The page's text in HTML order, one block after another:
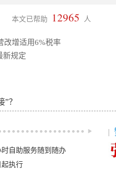
本文已帮助 12965 人
改增适用6%税率
新规定
？
自助服务随到随办
执行